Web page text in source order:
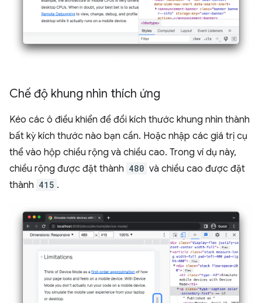
Chế độ khung nhìn thích ứng
Kéo các ô điều khiển để đổi kích thước khung nhìn thành
bất kỳ kích thước nào bạn cần. Hoặc nhập các giá trị cụ
thể vào hộp chiều rộng và chiều cao. Trong ví dụ này,
chiều rộng được đặt thành 480 và chiều cao được đặt
thành 415 .